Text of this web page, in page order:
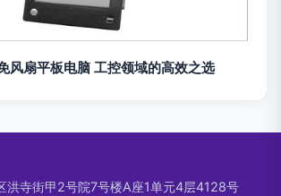
风扇平板电脑 工控领域的高效之选
洪寺街甲2号院7号楼A座1单元4层4128号